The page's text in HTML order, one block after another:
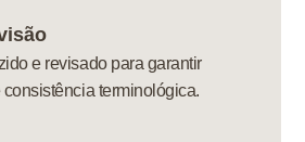
e revisado para garantir
terminológica.